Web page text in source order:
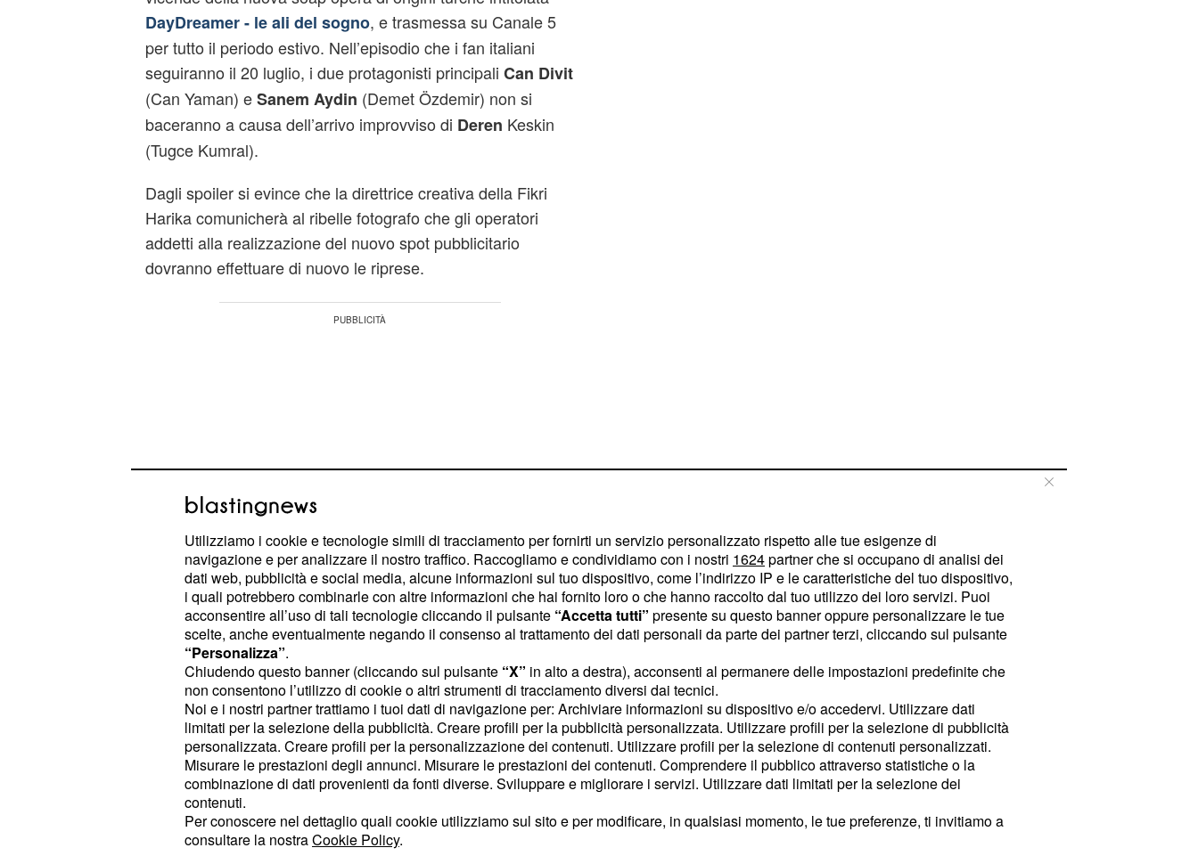
DayDreamer - le ali del sogno, e trasmessa su Canale 5
per tutto il periodo estivo. Nell’episodio che i fan italiani
seguiranno il 20 luglio, i due protagonisti principali Can Divit
(Can Yaman) eSanem Aydin (Demet Özdemir) non si
baceranno a causa dell’arrivo improvviso di Deren Keskin
(Tugce Kumral).
Dagli spoiler si evince che la direttrice creativa della Fikri
Harika comunicherà al ribelle fotografo che gli operatori
addetti alla realizzazione del nuovo spot pubblicitario
dovranno effettuare di nuovo le riprese.
DayDreamer, trama del 20 luglio:
Osman recita bene il ruolo di
modello
Le anticipazioni dellapuntata che verrà trasmessa sulla rete
ammiraglia Mediaset lunedì 20 luglio al solito orario,
raccontano che cominceranno le registrazioni allaFikri
Harika. L’esordio diOsmansul set realizzato per la
pubblicità di Orgatte verrà apprezzato molto, poiché
sembrerà interpretare alla perfezione la sua parte non
Utilizziamo i cookie e tecnologie simili di tracciamento per fornirti un servizio personalizzato rispetto alle tue esigenze di
navigazione e per analizzare il nostro traffico. Raccogliamo e condividiamo con i nostri 1624partner che si occupano di analisi dei
dati web, pubblicità e social media, alcune informazioni sul tuo dispositivo, come l’indirizzo IP e le caratteristiche del tuo dispositivo,
i quali potrebbero combinarle con altre informazioni che hai fornito loro o che hanno raccolto dal tuo utilizzo dei loro servizi. Puoi
acconsentire all’uso di tali tecnologie cliccando il pulsante “Accetta tutti” presente su questo banner oppure personalizzare le tue
scelte, anche eventualmente negando il consenso al trattamento dei dati personali da parte dei partner terzi, cliccando sul pulsante
“Personalizza”.
Chiudendo questo banner (cliccando sul pulsante “X” in alto a destra), acconsenti al permanere delle impostazioni predefinite che
non consentono l’utilizzo di cookie o altri strumenti di tracciamento diversi dai tecnici.
Noi e i nostri partner trattiamo i tuoi dati di navigazione per: Archiviare informazioni su dispositivo e/o accedervi. Utilizzare dati
limitati per la selezione della pubblicità. Creare profili per la pubblicità personalizzata. Utilizzare profili per la selezione di pubblicità
personalizzata. Creare profili per la personalizzazione dei contenuti. Utilizzare profili per la selezione di contenuti personalizzati.
Misurare le prestazioni degli annunci. Misurare le prestazioni dei contenuti. Comprendere il pubblico attraverso statistiche o la
combinazione di dati provenienti da fonti diverse. Sviluppare e migliorare i servizi. Utilizzare dati limitati per la selezione dei
contenuti.
Per conoscere nel dettaglio quali cookie utilizziamo sul sito e per modificare, in qualsiasi momento, le tue preferenze, ti invitiamo a
consultare la nostraCookie Policy.